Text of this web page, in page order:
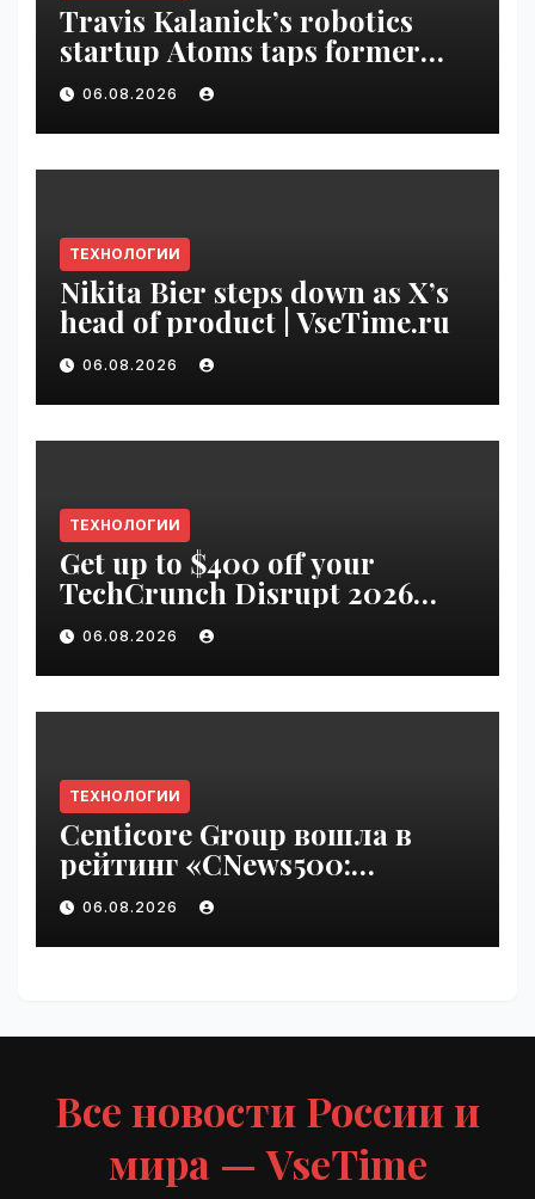
Travis Kalanick’s robotics
startup Atoms taps former
Uber finance chief as CFO |
VseTime.ru
06.08.2026
ТЕХНОЛОГИИ
Nikita Bier steps down as X’s
head of product | VseTime.ru
06.08.2026
ТЕХНОЛОГИИ
Get up to $400 off your
TechCrunch Disrupt 2026
pass until Friday | VseTime.ru
06.08.2026
ТЕХНОЛОГИИ
Centicore Group вошла в
рейтинг «CNews500:
Крупнейшие ИТ-компании
России» | VseTime.ru
06.08.2026
Все новости России и
мира — VseTime